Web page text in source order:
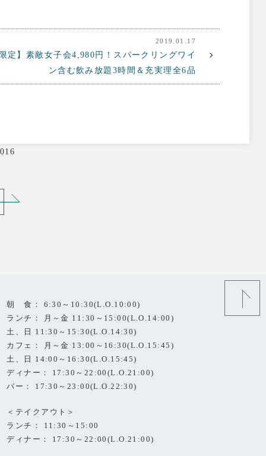
2019.01.17
限定】素敵女子会4,980円！スパークリングワイ
ン含む飲み放題3時間＆充実理全6品
朝 食： 6:30～10:30(L.O.10:00)
ランチ： 月～金 11:30～15:00(L.O.14:00)
土、日 11:30～15:30(L.O.14:30)
カフェ： 月～金 13:00～16:30(L.O.15:45)
土、日 14:00～16:30(L.O.15:45)
ディナー： 17:30～22:00(L.O.21:00)
バー： 17:30～23:00(L.O.22:30)
＜テイクアウト＞
ランチ： 11:30～15:00
ディナー： 17:30～22:00(L.O.21:00)